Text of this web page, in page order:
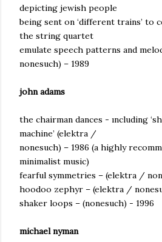
depicting jewish people
being sent on ‘different trains’ to
the string quartet
emulate speech patterns and
nonesuch) – 1989
john adams
the chairman dances - ıncluding
machine’ (elektra /
nonesuch) – 1986 (a highly
minimalist music)
fearful symmetries – (elektra /
hoodoo zephyr – (elektra /
shaker loops – (nonesuch) - 1996
michael nyman